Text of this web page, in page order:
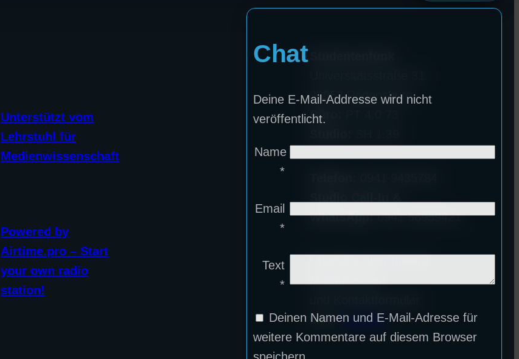
Unterstützt vom
Lehrstuhl für
Medienwissenschaft
Powered by
Airtime.pro – Start
your own radio
station!
93053 Regensburg
Büro:
WhatsApp:0941 56959421
unterKontakt!
Chat
Deine E-Mail-Addresse wird nicht
veröffentlicht.
Name
*
Email
*
Text
*
Deinen Namen und E-Mail-Adresse für
weitere Kommentare auf diesem Browser